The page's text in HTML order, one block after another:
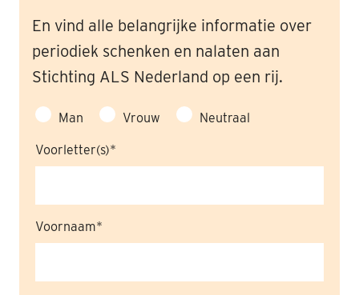
Onderzoek
Wat doen wij
Patiënten
Interviews
Webshop
En vind alle belangrijke informatie over
periodiek schenken en nalaten aan
Stichting ALS Nederland op een rij.
Man Vrouw Neutraal
Voorletter(s)
Voornaam